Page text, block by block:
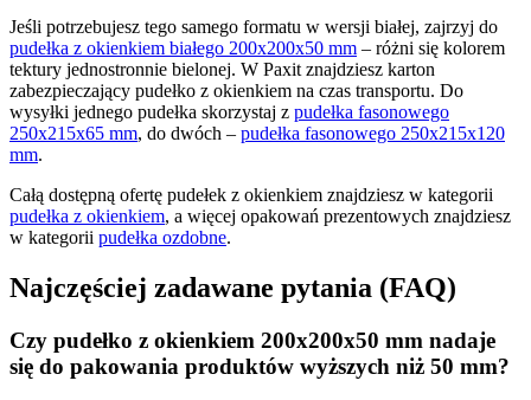
Jeśli potrzebujesz tego samego formatu w wersji białej, zajrzyj do
pudełka z okienkiem białego 200x200x50 mm – różni się kolorem
tektury jednostronnie bielonej. W Paxit znajdziesz karton
zabezpieczający pudełko z okienkiem na czas transportu. Do
wysyłki jednego pudełka skorzystaj z pudełka fasonowego
250x215x65 mm, do dwóch – pudełka fasonowego 250x215x120
mm.
Całą dostępną ofertę pudełek z okienkiem znajdziesz w kategorii
pudełka z okienkiem, a więcej opakowań prezentowych znajdziesz
w kategorii pudełka ozdobne.
Najczęściej zadawane pytania (FAQ)
Czy pudełko z okienkiem 200x200x50 mm nadaje
się do pakowania produktów wyższych niż 50 mm?